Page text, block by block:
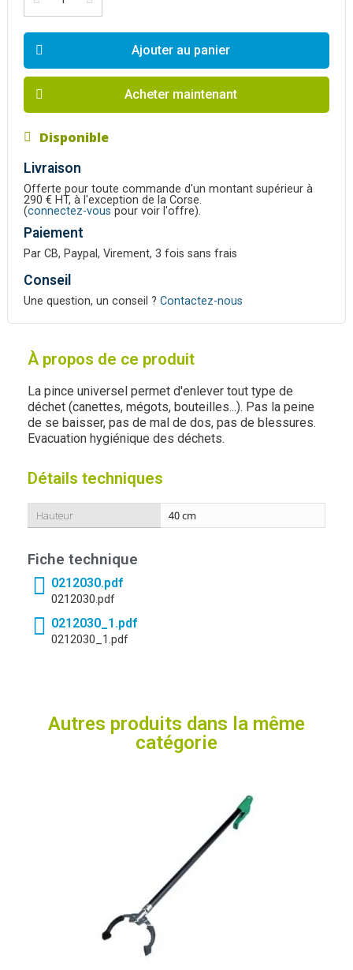
Ajouter au panier
Acheter maintenant
Disponible
Livraison
Offerte pour toute commande d'un montant supérieur à
290 € HT, à l'exception de la Corse.
(connectez-vous pour voir l'offre).
Paiement
Par CB, Paypal, Virement, 3 fois sans frais
Conseil
Une question, un conseil ? Contactez-nous
À propos de ce produit
La pince universel permet d'enlever tout type de
déchet (canettes, mégots, bouteilles...). Pas la peine
de se baisser, pas de mal de dos, pas de blessures.
Evacuation hygiénique des déchets.
Détails techniques
Hauteur 40 cm
Fiche technique
0212030.pdf
0212030.pdf
0212030_1.pdf
0212030_1.pdf
Autres produits dans la même
catégorie